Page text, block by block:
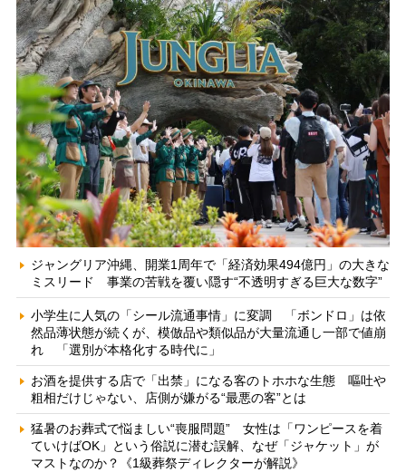
ジャングリア沖縄、開業1周年で「経済効果494億円」の大きな
ミスリード 事業の苦戦を覆い隠す“不透明すぎる巨大な数字”
小学生に人気の「シール流通事情」に変調 「ボンドロ」は依
然品薄状態が続くが、模倣品や類似品が大量流通し一部で値崩
れ 「選別が本格化する時代に」
お酒を提供する店で「出禁」になる客のトホホな生態 嘔吐や
粗相だけじゃない、店側が嫌がる“最悪の客”とは
猛暑のお葬式で悩ましい“喪服問題” 女性は「ワンピースを着
ていけばOK」という俗説に潜む誤解、なぜ「ジャケット」が
マストなのか？《1級葬祭ディレクターが解説》